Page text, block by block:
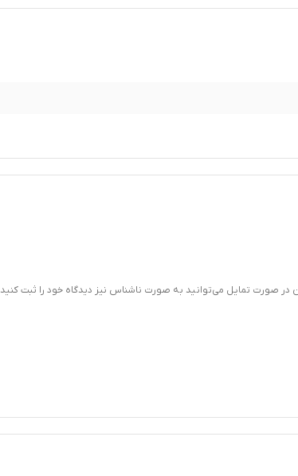
در صورت تمایل می‌توانید به صورت ناشناس نیز دیدگاه خود را ثبت کنید